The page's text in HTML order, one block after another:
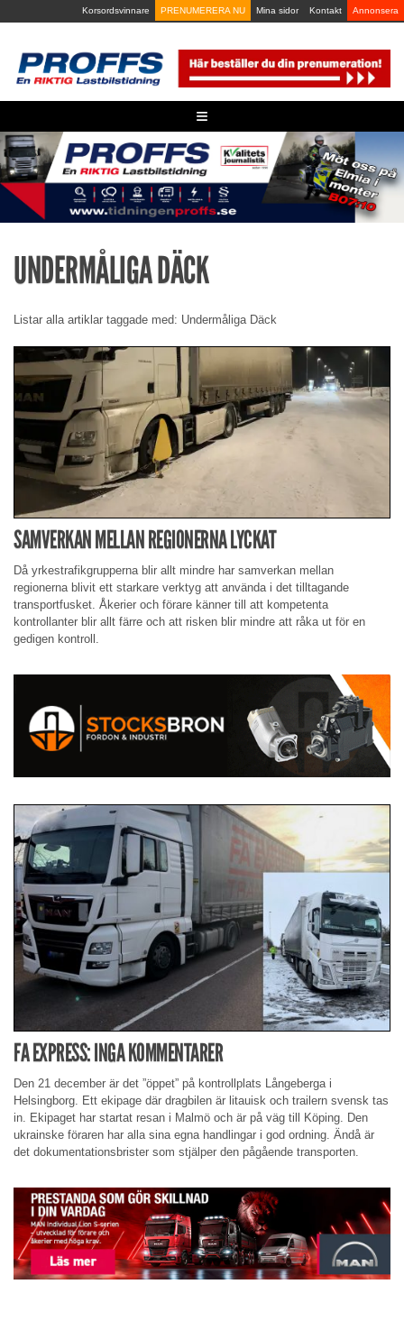
to
Korsordsvinnare PRENUMERERA NU Mina sidor Kontakt Annonsera
≡
UNDERMÅLIGA DÄCK
Listar alla artiklar taggade med: Undermåliga Däck
SAMVERKAN MELLAN REGIONERNA LYCKAT
Då yrkestrafikgrupperna blir allt mindre har samverkan mellan
regionerna blivit ett starkare verktyg att använda i det tilltagande
transportfusket. Åkerier och förare känner till att kompetenta
kontrollanter blir allt färre och att risken blir mindre att råka ut för en
gedigen kontroll.
FA EXPRESS: INGA KOMMENTARER
Den 21 december är det ”öppet” på kontrollplats Långeberga i
Helsingborg. Ett ekipage där dragbilen är litauisk och trailern svensk tas
in. Ekipaget har startat resan i Malmö och är på väg till Köping. Den
ukrainske föraren har alla sina egna handlingar i god ordning. Ändå är
det dokumentationsbrister som stjälper den pågående transporten.